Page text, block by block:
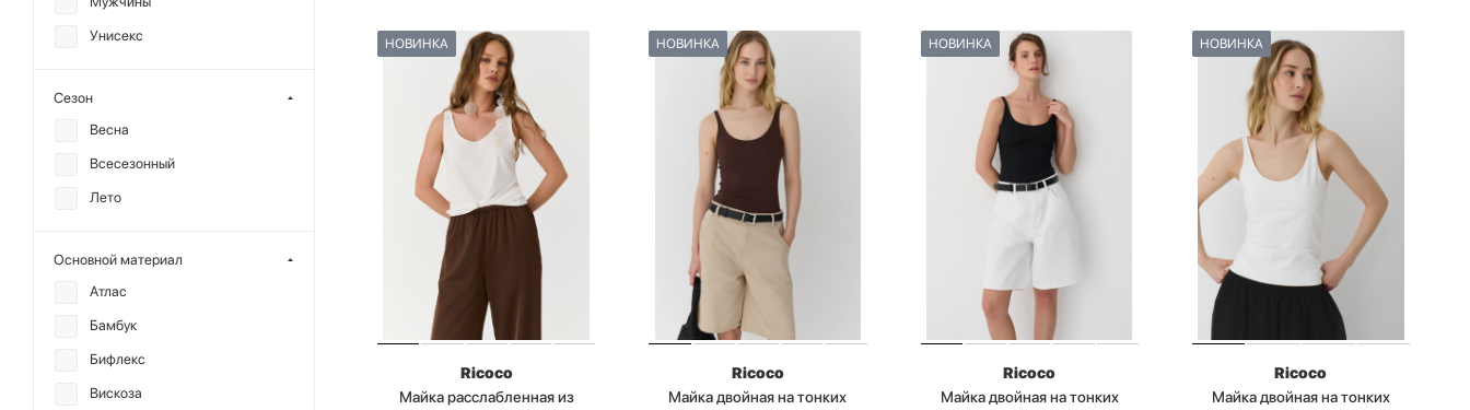
НОВИНКА
Ricoco
Майка расслабленная из
НОВИНКА
Ricoco
Майка двойная на тонких
НОВИНКА
Ricoco
Майка двойная на тонких
НОВИНКА
Ricoco
Майка двойная на тонких
Унисекс
Сезон
Весна
Всесезонный
Лето
Основной материал
Атлас
Бамбук
Бифлекс
Вискоза